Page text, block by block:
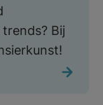
Bij